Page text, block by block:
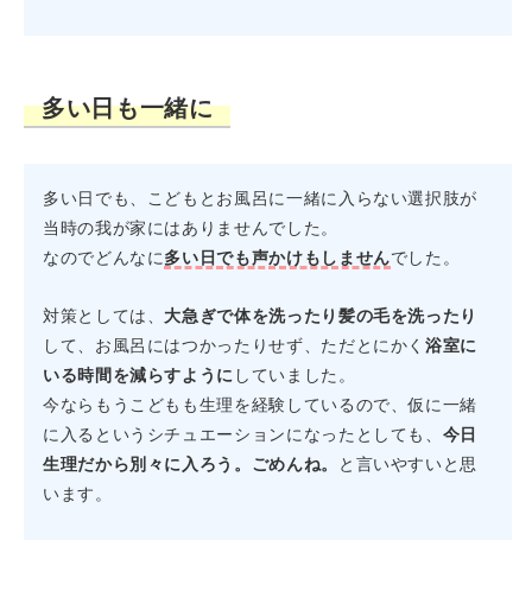
多い日も一緒に
多い日でも、こどもとお風呂に一緒に入らない選択肢が
当時の我が家にはありませんでした。
なのでどんなに多い日でも声かけもしませんでした。
対策としては、 大急ぎで体を洗ったり髪の毛を洗ったり
して、お風呂にはつかったりせず、ただとにかく浴室に
いる時間を減らすように していました。
今ならもうこどもも生理を経験しているので、仮に一緒
に入るというシチュエーションになったとしても、 今日
生理だから別々に入ろう。ごめんね。
と言いやすいと思
います。